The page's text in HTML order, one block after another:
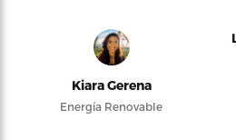
Kiara Gerena
Energía Renovable